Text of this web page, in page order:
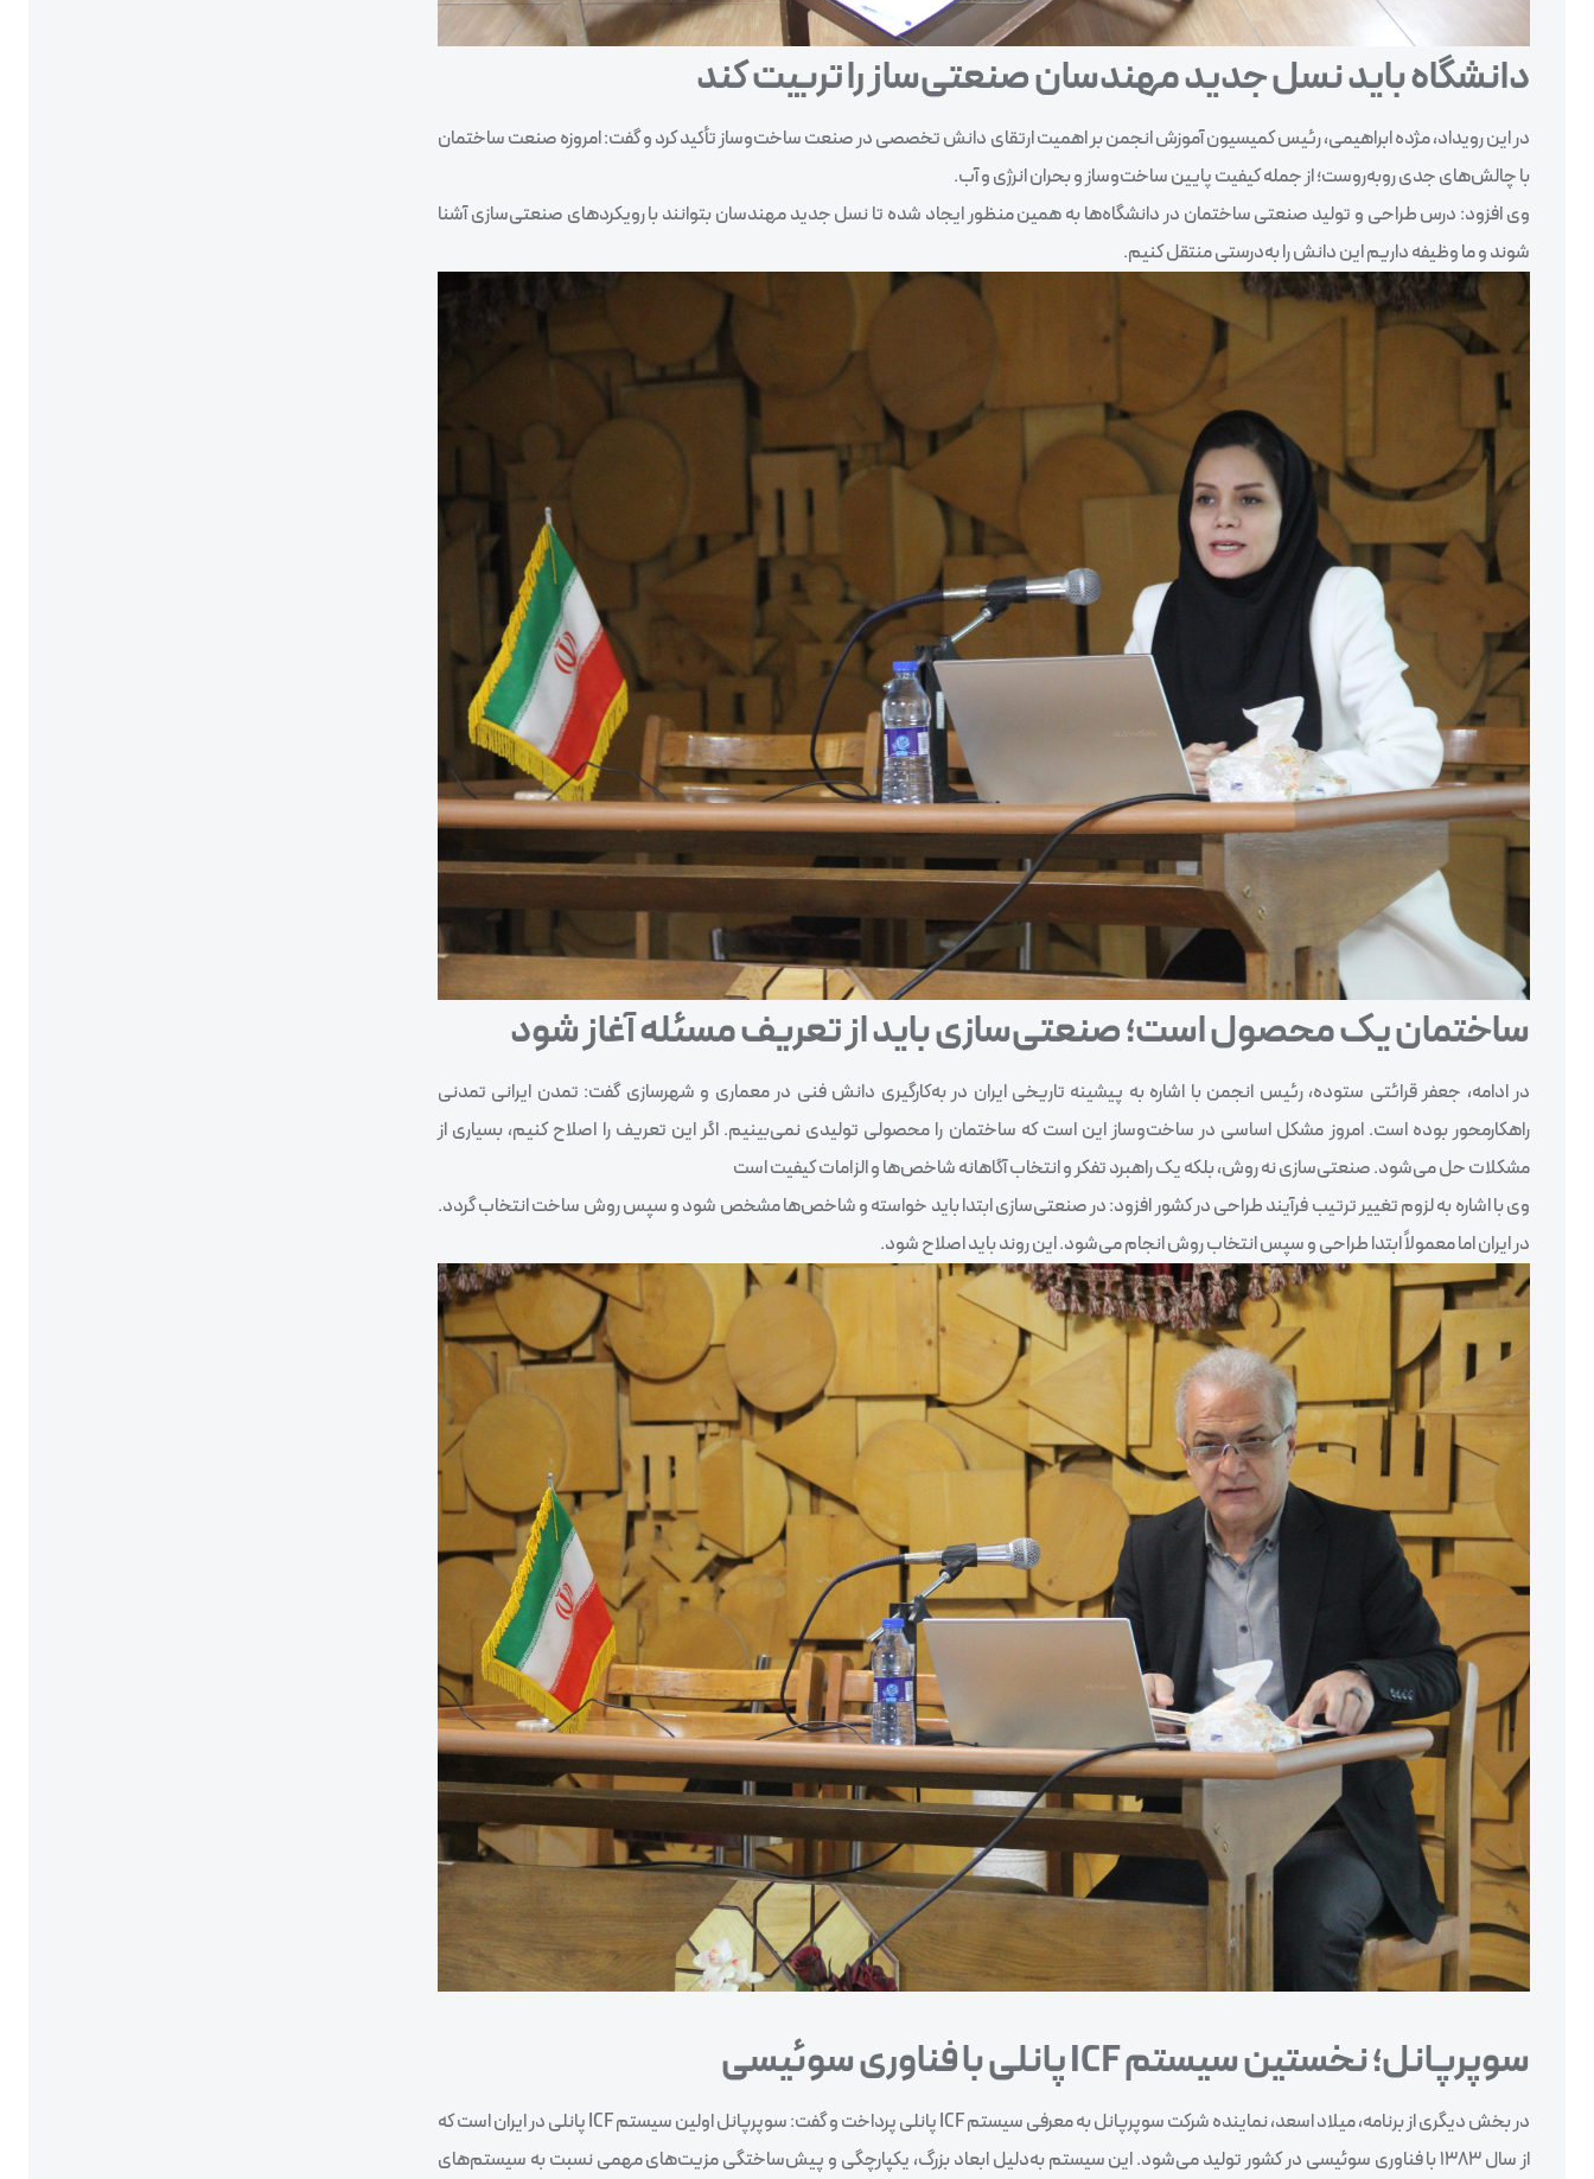
دانشگاه باید نسل جدید مهندسان صنعتی‌ساز را تربیت کند
در این رویداد، مژده ابراهیمی، رئیس کمیسیون آموزش انجمن بر اهمیت ارتقای دانش تخصصی در صنعت ساخت‌وساز تأکید کرد و گفت: امروزه صنعت ساختمان
با چالش‌های جدی روبه‌روست؛ از جمله کیفیت پایین ساخت‌وساز و بحران انرژی و آب.
وی افزود: درس طراحی و تولید صنعتی ساختمان در دانشگاه‌ها به همین منظور ایجاد شده تا نسل جدید مهندسان بتوانند با رویکردهای صنعتی‌سازی آشنا
شوند و ما وظیفه داریم این دانش را به‌درستی منتقل کنیم.
ساختمان یک محصول است؛ صنعتی‌سازی باید از تعریف مسئله آغاز شود
در ادامه، جعفر قرائتی ستوده، رئیس انجمن با اشاره به پیشینه تاریخی ایران در به‌کارگیری دانش فنی در معماری و شهرسازی گفت: تمدن ایرانی تمدنی
راهکارمحور بوده است. امروز مشکل اساسی در ساخت‌وساز این است که ساختمان را محصولی تولیدی نمی‌بینیم. اگر این تعریف را اصلاح کنیم، بسیاری از
مشکلات حل می‌شود. صنعتی‌سازی نه روش، بلکه یک راهبرد تفکر و انتخاب آگاهانه شاخص‌ها و الزامات کیفیت است
وی با اشاره به لزوم تغییر ترتیب فرآیند طراحی در کشور افزود: در صنعتی‌سازی ابتدا باید خواسته و شاخص‌ها مشخص شود و سپس روش ساخت انتخاب گردد.
در ایران اما معمولاً ابتدا طراحی و سپس انتخاب روش انجام می‌شود. این روند باید اصلاح شود.
سوپرپانل؛ نخستین سیستمICFپانلی با فناوری سوئیسی
در بخش دیگری از برنامه، میلاد اسعد، نماینده شرکت سوپرپانل به معرفی سیستم ICF پانلی پرداخت و گفت: سوپرپانل اولین سیستم ICF پانلی در ایران است که
از سال ۱۳۸۳ با فناوری سوئیسی در کشور تولید می‌شود. این سیستم به‌دلیل ابعاد بزرگ، یکپارچگی و پیش‌ساختگی مزیت‌های مهمی نسبت به سیستم‌های